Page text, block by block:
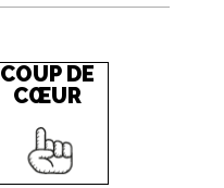
COUP DE
CŒUR